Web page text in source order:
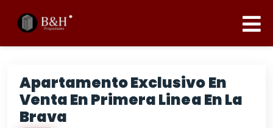
Apartamento Exclusivo En
Venta En Primera Linea En La
Brava